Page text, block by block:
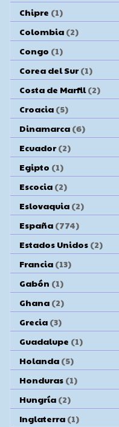
Chipre (1)
Colombia (2)
Congo (1)
Corea del Sur (1)
Costa de Marfil (2)
Croacia (5)
Dinamarca (6)
Ecuador (2)
Egipto (1)
Escocia (2)
Eslovaquia (2)
España (774)
Estados Unidos (2)
Francia (13)
Gabón (1)
Ghana (2)
Grecia (3)
Guadalupe (1)
Holanda (5)
Honduras (1)
Hungría (2)
Inglaterra (1)